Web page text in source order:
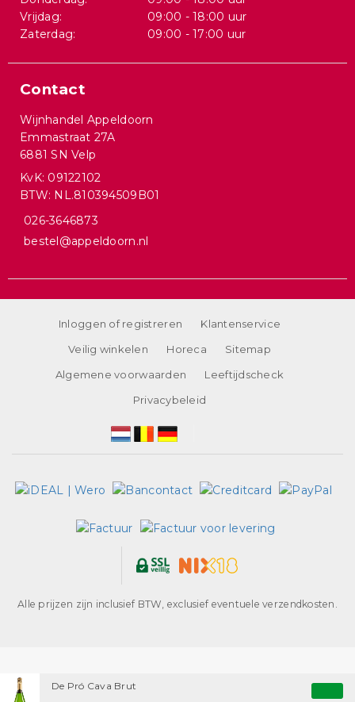
De Pró Cava Brut
Vrijdag:
09:00 - 18:00 uur
Zaterdag:
09:00 - 17:00 uur
Contact
Wijnhandel Appeldoorn
Emmastraat 27A
6881 SN Velp
KvK: 09122102
BTW: NL.810394509B01
026-3646873
bestel@appeldoorn.nl
Inloggen of registreren
Klantenservice
Veilig winkelen
Horeca
Sitemap
Algemene voorwaarden
Leeftijdscheck
Privacybeleid
Alle prijzen zijn inclusief BTW, exclusief eventuele verzendkosten.